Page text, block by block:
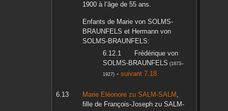
1900à l’âge de 55 ans.
Enfants de Marievon SOLMS-
BRAUNFELS et Hermannvon
SOLMS-BRAUNFELS:
Frédériquevon
SOLMS-BRAUNFELS (1873–
1927)- suivant 7.18
Marie Eléonorezu SALM-SALM ,
fille de François-Josephzu SALM-